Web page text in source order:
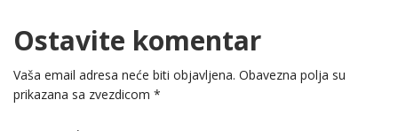
Ostavite komentar
Vaša email adresa neće biti objavljena. Obavezna polja su
prikazana sa zvezdicom *